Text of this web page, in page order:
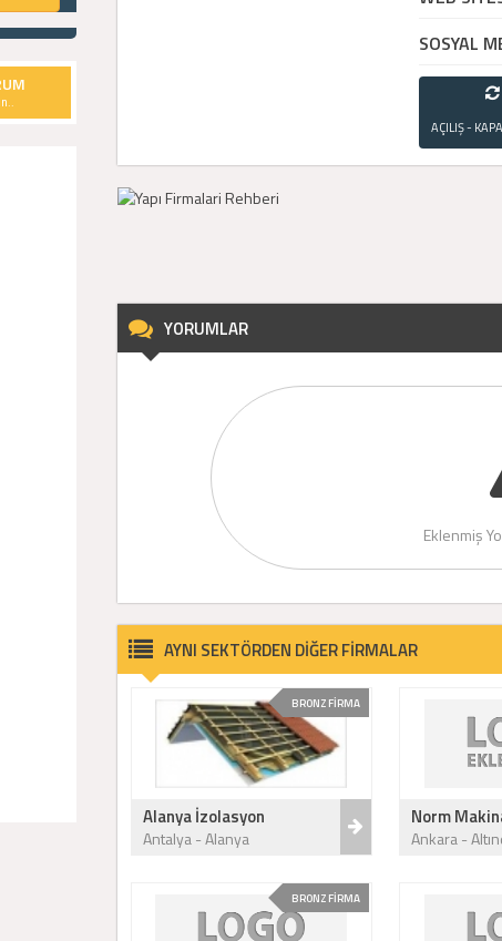
SOSYAL
AÇILIŞ -
-
YORUMLAR
Eklenmiş
AYNI SEKTÖRDEN DİĞER FİRMALAR
BRONZ FİRMA
Alanya İzolasyon
Antalya - Alanya
Norm
Ankara -
BRONZ FİRMA